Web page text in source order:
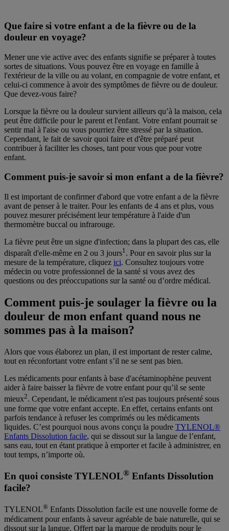
Que faire si votre enfant a de la fièvre ou de la
douleur en voyage?
Mener une vie active avec des enfants signifie se préparer à toutes
sortes de situations. Vous pouvez être en voyage en famille à
l'extérieur de la ville ou au volant, en compagnie de votre enfant, et
celui-ci commence à avoir des symptômes de fièvre ou de douleur.
Que devez-vous faire?
Lorsque la fièvre ou la douleur survient ailleurs qu’à la maison, cela
peut être difficile pour le parent et l'enfant. Votre enfant pourrait se
sentir mal à l'aise ou vous pourriez être stressé par la situation.
Cependant, le fait de savoir quoi faire et d'être préparé peut
contribuer à faciliter les choses, tant pour vous que pour votre
enfant.
Comment puis-je savoir si mon enfant a de la fièvre?
Il est important de confirmer d'abord que votre enfant a de la fièvre
avant de penser à le traiter. Pour les enfants de 4 ans et plus, vous
pouvez mesurer précisément leur température à l'aide d'un
thermomètre buccal ou infrarouge.
La fièvre peut être un signe d'infection; dans la plupart des cas, elle
disparaît d'elle-même en 2 ou 3 jours1. Pour en savoir plus sur la
mesure de la température, cliquez ici. Consultez toujours votre
médecin ou votre professionnel de la santé si vous avez des
questions ou des préoccupations sur la santé ou d’ordre médical.
Comment puis-je soulager la fièvre ou la
douleur de mon enfant quand nous ne
sommes pas à la maison?
Alors que vous élaborez un plan, il est important de rester calme,
tout en réconfortant votre enfant s’il ne se sent pas bien.
Les médicaments pour enfants à base d'acétaminophène peuvent
aider à faire baisser la fièvre de votre enfant pour qu’il se sente
mieux2. Cependant, le médicament n'est pas toujours présenté sous
une forme que votre enfant accepte. En effet, certains enfants ont
parfois tendance à refuser les comprimés ou les médicaments
liquides. C’est pourquoi nous avons conçu la poudre TYLENOL®
Enfants Dissolution facile, qui se dissout sur la langue de l’enfant,
sans eau, tout en étant pratique à emporter et facile à administrer, en
tout temps, n’importe où.
En quoi consiste TYLENOL® Enfants Dissolution
facile?
TYLENOL® Enfants Dissolution facile est une nouvelle forme de
médicament pour enfants à saveur agréable de baie naturelle, qui se
dissout sur la langue. Offert par la marque de produits pour le